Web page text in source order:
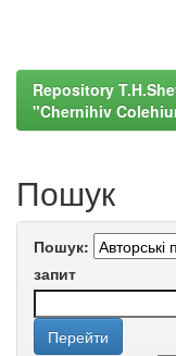
Repository
"Chernihiv
Пошук
Пошук:
запит